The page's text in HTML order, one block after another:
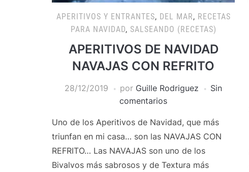
APERITIVOS Y ENTRANTES, DEL MAR, RECETAS
PARA NAVIDAD, SALSEANDO (RECETAS)
APERITIVOS DE NAVIDAD
NAVAJAS CON REFRITO
28/12/2019 por Guille Rodriguez
Sin
comentarios
Uno de los Aperitivos de Navidad, que más
triunfan en mi casa… son las NAVAJAS CON
REFRITO… Las NAVAJAS son uno de los
Bivalvos más sabrosos y de Textura más